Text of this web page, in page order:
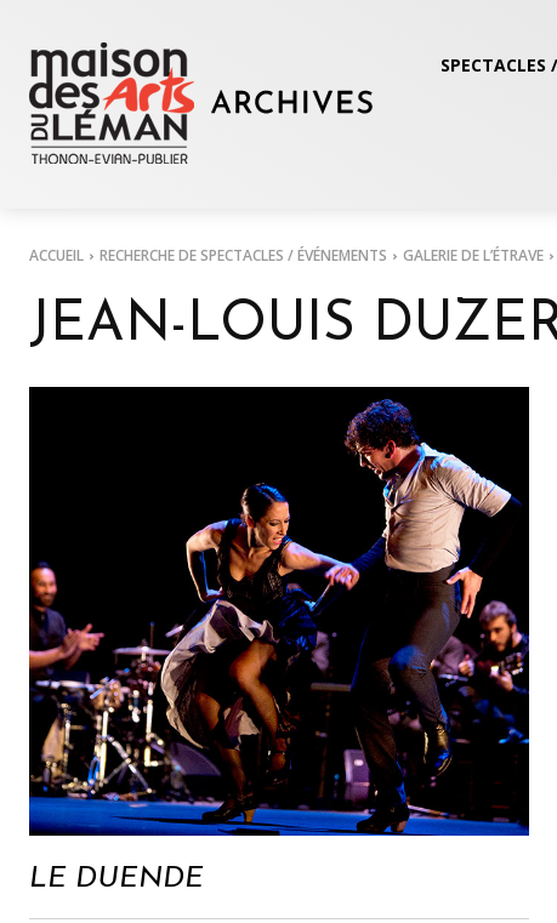
SPECTACLES
ACCUEIL RECHERCHE DE SPECTACLES / ÉVÉNEMENTS GALERIE DE L’ÉTRAVE
JEAN-LOUIS
LE DUENDE